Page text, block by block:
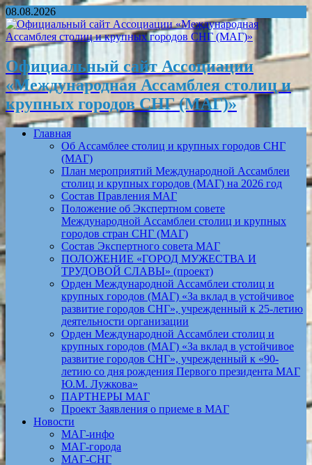
08.08.2026
Официальный сайт Ассоциации
«Международная Ассамблея столиц и
крупных городов СНГ (МАГ)»
Главная
Об Ассамблее столиц и крупных городов СНГ
(МАГ)
План мероприятий Международной Ассамблеи
столиц и крупных городов (МАГ) на 2026 год
Состав Правления МАГ
Положение об Экспертном совете
Международной Ассамблеи столиц и крупных
городов стран СНГ (МАГ)
Состав Экспертного совета МАГ
ПОЛОЖЕНИЕ «ГОРОД МУЖЕСТВА И
ТРУДОВОЙ СЛАВЫ» (проект)
Орден Международной Ассамблеи столиц и
крупных городов (МАГ) «За вклад в устойчивое
развитие городов СНГ», учрежденный к 25-летию
деятельности организации
Орден Международной Ассамблеи столиц и
крупных городов (МАГ) «За вклад в устойчивое
развитие городов СНГ», учрежденный к «90-
летию со дня рождения Первого президента МАГ
Ю.М. Лужкова»
ПАРТНЕРЫ МАГ
Проект Заявления о приеме в МАГ
Новости
МАГ-инфо
МАГ-города
МАГ-СНГ